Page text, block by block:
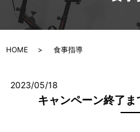
HOME 食事指導
2023/05/18
キャンペーン終了ま